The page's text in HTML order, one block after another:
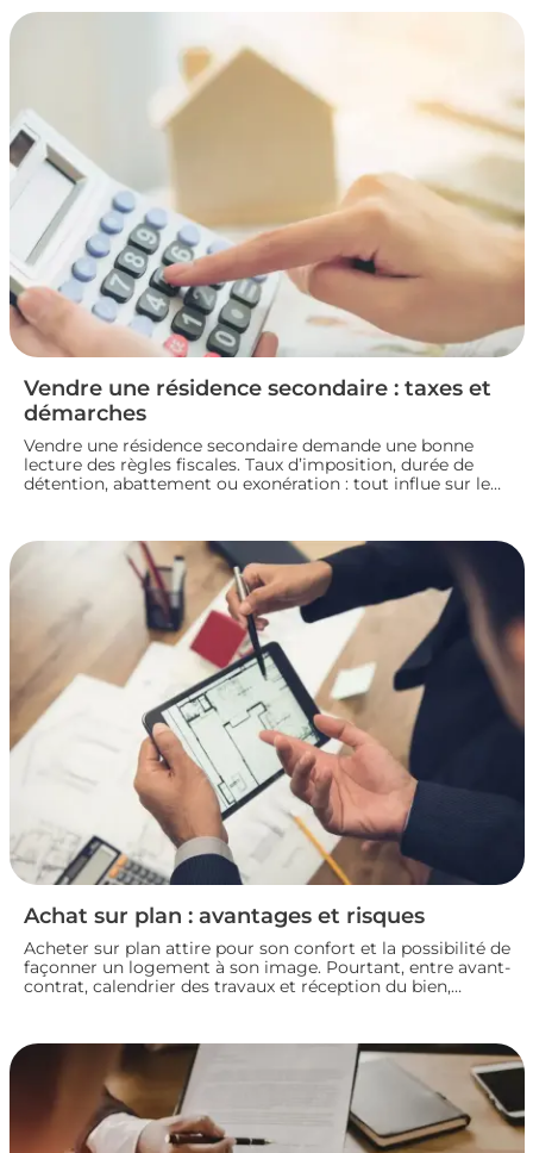
exonérations et démarches à connaître avant de signer
Vendre une résidence secondaire : taxes et
démarches
Vendre une résidence secondaire demande une bonne
lecture des règles fiscales. Taux d’imposition, durée de
détention, abattement ou exonération : tout influe sur le
les meilleures conditions. Zoom sur les démarches et les
taxes à connaître avant de se lancer.
Achat sur plan : avantages et risques
Acheter sur plan attire pour son confort et la possibilité de
façonner un logement à son image. Pourtant, entre avant-
contrat, calendrier des travaux et réception du bien,
atouts et les zones de vigilance de cette démarche.